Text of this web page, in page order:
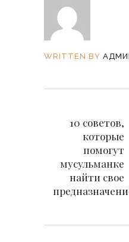
WRITTEN BY
10 советов,
которые
помогут
мусульманке
найти свое